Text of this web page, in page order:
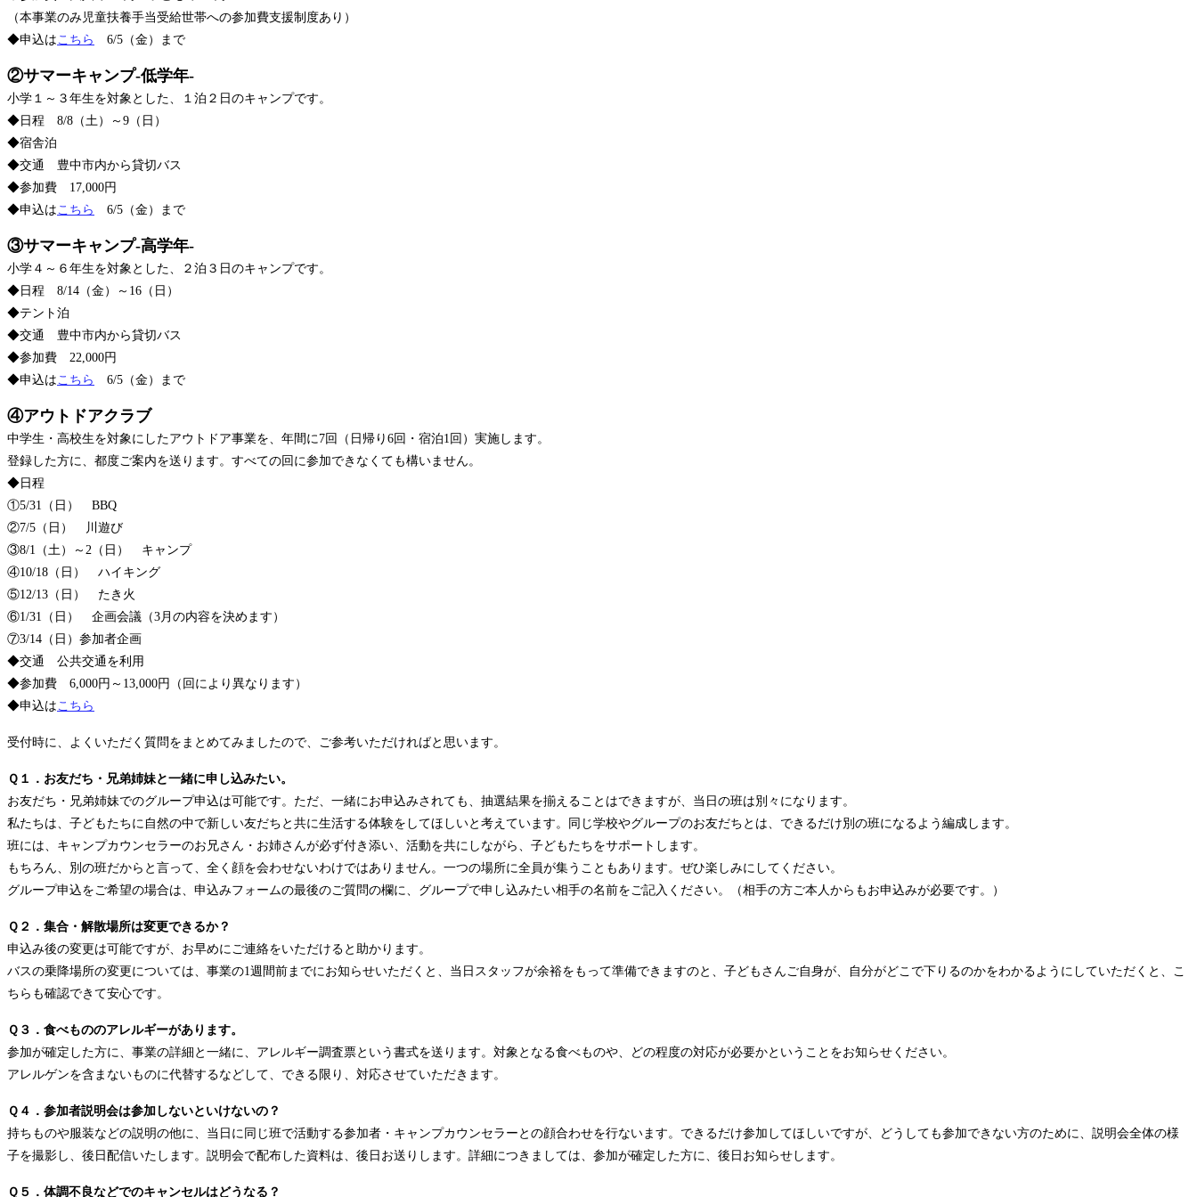
（本事業のみ児童扶養手当受給世帯への参加費支援制度あり）
◆申込はこちら 6/5（金）まで
②サマーキャンプ-低学年-
小学１～３年生を対象とした、１泊２日のキャンプです。
◆日程 8/8（土）～9（日）
◆宿舎泊
◆交通 豊中市内から貸切バス
◆参加費 17,000円
◆申込はこちら 6/5（金）まで
③サマーキャンプ-高学年-
小学４～６年生を対象とした、２泊３日のキャンプです。
◆日程 8/14（金）～16（日）
◆テント泊
◆交通 豊中市内から貸切バス
◆参加費 22,000円
◆申込はこちら 6/5（金）まで
④アウトドアクラブ
中学生・高校生を対象にしたアウトドア事業を、年間に7回（日帰り6回・宿泊1回）実施します。
登録した方に、都度ご案内を送ります。すべての回に参加できなくても構いません。
◆日程
①5/31（日） BBQ
②7/5（日） 川遊び
③8/1（土）～2（日） キャンプ
④10/18（日） ハイキング
⑤12/13（日） たき火
⑥1/31（日） 企画会議（3月の内容を決めます）
⑦3/14（日）参加者企画
◆交通 公共交通を利用
◆参加費 6,000円～13,000円（回により異なります）
◆申込はこちら
受付時に、よくいただく質問をまとめてみましたので、ご参考いただければと思います。
Ｑ１．お友だち・兄弟姉妹と一緒に申し込みたい。
お友だち・兄弟姉妹でのグループ申込は可能です。ただ、一緒にお申込みされても、 抽選結果を揃えることはできますが、当日の班は別々になります。
私たちは、 子どもたちに自然の中で新しい友だちと共に生活する体験をしてほしいと考えています。
同じ学校やグループのお友だちとは、できるだけ別の班になるよう編成します。
班には、キャンプカウンセラーのお兄さん・ お姉さんが必ず付き添い、活動を共にしながら、子どもたちをサポートします。
もちろん、別の班だからと言って、全く顔を会わせないわけではありません。一つの場所に全員が集うこともあります。ぜひ楽しみにしてください。
グループ申込をご希望の場合は、申込みフォームの最後のご質問の欄に、グループで申し込みたい相手の名前をご記入ください。（相手の方ご本人からもお申込みが必要です。）
Ｑ２．集合・解散場所は変更できるか？
申込み後の変更は可能ですが、お早めにご連絡をいただけると助かります。
バスの乗降場所の変更については、事業の1週間前までにお知らせいただくと、 当日スタッフが余裕をもって準備できますのと、子どもさんご自身が、自分がどこで下りるのかをわかるようにしていただくと、こ
ちらも確認できて安心です。
Ｑ ３．食べもののアレルギーがあります。
参加が確定した方に、事業の詳細と一緒に、アレルギー調査票という書式を送ります。対象となる食べものや、どの程度の対応が必要かということをお知らせください。
アレルゲンを含まないものに代替するなどして、できる限り、対応させていただきます。
Ｑ４．参加者説明会は参加しないといけないの？
持ちものや服装などの説明の他に、当日に同じ班で活動する参加者・キャンプカウンセラーとの顔合わせを行ないます。できるだけ参加してほしいですが、どうしても参加できない方のために、 説明会全体の様
子を撮影し、後日配信いたします。説明会で配布した資料は、後日お送りします。詳細につきましては、参加が確定した方に、後日お知らせします。
Ｑ ５．体調不良などでのキャンセルはどうなる？